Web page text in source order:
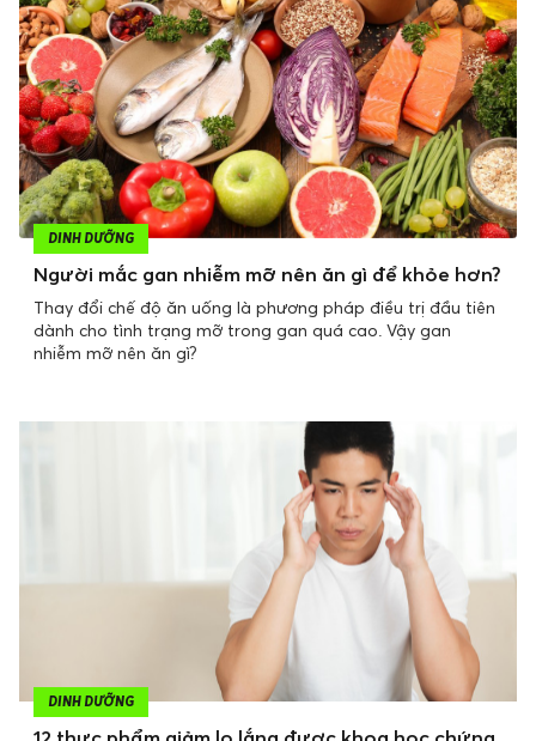
DINH DƯỠNG
Người mắc gan nhiễm mỡ nên ăn gì để khỏe hơn?
Thay đổi chế độ ăn uống là phương pháp điều trị đầu tiên
dành cho tình trạng mỡ trong gan quá cao. Vậy gan
nhiễm mỡ nên ăn gì?
DINH DƯỠNG